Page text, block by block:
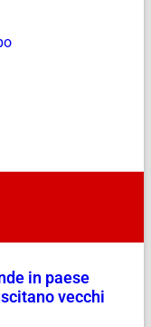
in paese
vecchi